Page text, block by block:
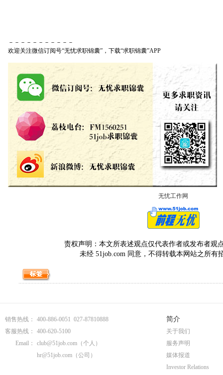
－－－－－－－－－－－
欢迎关注微信订阅号“无忧求职锦囊”，下载“求职锦囊”APP
无忧工作网
责权声明：本文所表述观点仅代表作者或发布者观
未经 51job.com 同意，不得转载本网站之所有
销售热线：
400-886-0051 027-87810888
客服热线：
400-620-5100
Email：
club@51job.com （个人）
hr@51job.com （公司）
简介
关于我们
服务声明
媒体报道
Investor Relations